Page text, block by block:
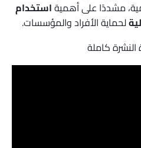
مشددًا على أهميةاستخدام
لحماية الأفراد والمؤسسات.
كاملة